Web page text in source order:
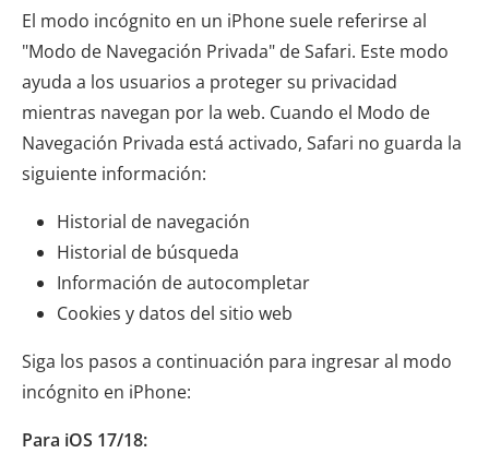
El modo incógnito en un iPhone suele referirse al
"Modo de Navegación Privada" de Safari. Este modo
ayuda a los usuarios a proteger su privacidad
mientras navegan por la web. Cuando el Modo de
Navegación Privada está activado, Safari no guarda la
siguiente información:
Historial de navegación
Historial de búsqueda
Información de autocompletar
Cookies y datos del sitio web
Siga los pasos a continuación para ingresar al modo
incógnito en iPhone:
Para iOS 17/18: